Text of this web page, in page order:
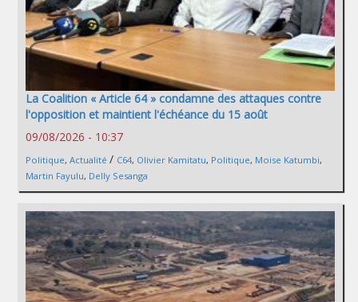
La Coalition « Article 64 » condamne des attaques contre
l'opposition et maintient l'échéance du 15 août
09/08/2026 - 10:37
Politique, Actualité / C64, Olivier Kamitatu, Politique, Moise Katumbi,
Martin Fayulu, Delly Sesanga